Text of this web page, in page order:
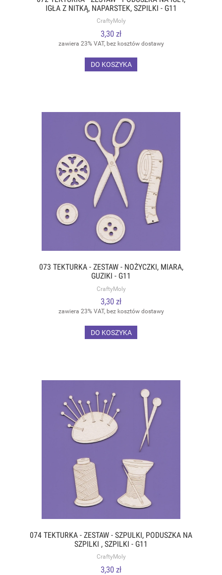
IGŁA Z NITKĄ, NAPARSTEK, SZPILKI - G11
CraftyMoly
3,30 zł
zawiera 23% VAT, bez kosztów dostawy
DO KOSZYKA
073 TEKTURKA - ZESTAW - NOŻYCZKI, MIARA,
GUZIKI - G11
CraftyMoly
3,30 zł
zawiera 23% VAT, bez kosztów dostawy
DO KOSZYKA
074 TEKTURKA - ZESTAW - SZPULKI, PODUSZKA NA
SZPILKI , SZPILKI - G11
CraftyMoly
3,30 zł